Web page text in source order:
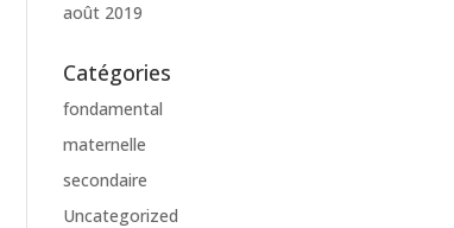
août 2019
Catégories
fondamental
maternelle
secondaire
Uncategorized